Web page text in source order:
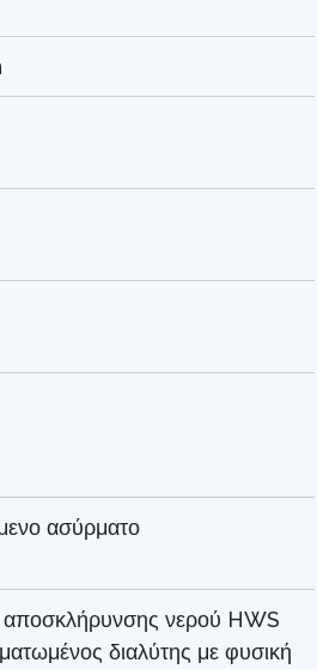
ασύρματο
νερού HWS
διαλύτης με φυσική